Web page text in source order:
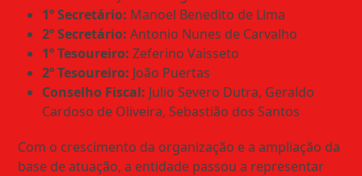
1º Secretário: Manoel Benedito de Lima
2º Secretário: Antonio Nunes de Carvalho
1º Tesoureiro: Zeferino Vaisseto
2º Tesoureiro: João Puertas
Conselho Fiscal: Julio Severo Dutra, Geraldo
Cardoso de Oliveira, Sebastião dos Santos
Com o crescimento da organização e a ampliação da
base de atuação, a entidade passou a representar